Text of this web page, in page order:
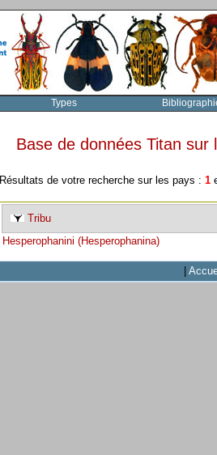
Types
Base de données Titan
Résultats de votre recherche sur les pays : 1
Tribu
Hesperophanini (Hesperophanina)